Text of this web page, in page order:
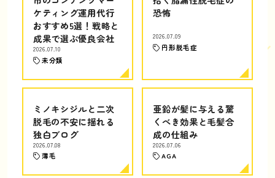
ケティング運用代行
おすすめ5選！戦略と
成果で選ぶ優良会社
2026.07.10
未分類
恐怖
2026.07.09
円形脱毛症
ミノキシジルと二次
脱毛の不安に揺れる
独白ブログ
2026.07.08
薄毛
亜鉛が髪に与える驚
くべき効果と毛髪合
成の仕組み
2026.07.06
AGA